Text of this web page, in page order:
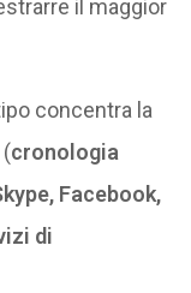
il maggior
concentra la
cronologia
Facebook,
di